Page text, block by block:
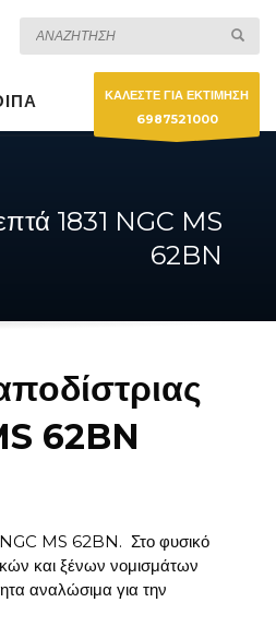
ΚΑΛΕΣΤΕ ΓΙΑ ΕΚΤΙΜΗΣΗ
6987521000
1831 NGC MS
62BN
62BN
NGC MS 62BN. Στο φυσικό
και ξένων νομισμάτων
αναλώσιμα για την